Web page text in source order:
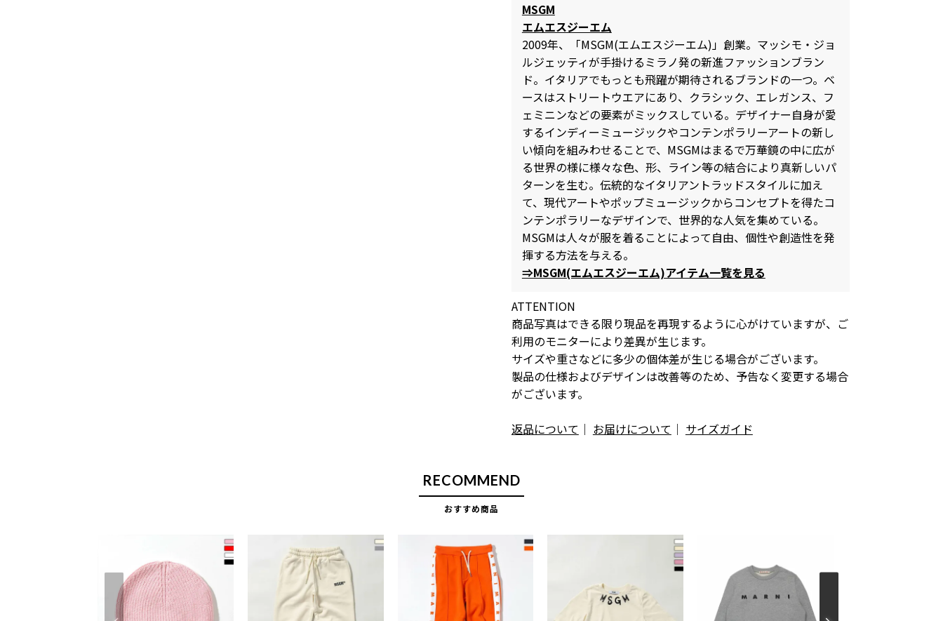
MSGM
エムエスジーエム
2009年、「MSGM(エムエスジーエム)」創業。マッシモ・ジョ
ルジェッティが手掛けるミラノ発の新進ファッションブラン
ド。イタリアでもっとも飛躍が期待されるブランドの一つ。ベ
ースはストリートウエアにあり、クラシック、エレガンス、フ
ェミニンなどの要素がミックスしている。デザイナー自身が愛
するインディーミュージックやコンテンポラリーアートの新し
い傾向を組みわせることで、MSGMはまるで万華鏡の中に広が
る世界の様に様々な色、形、ライン等の結合により真新しいパ
ターンを生む。伝統的なイタリアントラッドスタイルに加え
て、現代アートやポップミュージックからコンセプトを得たコ
ンテンポラリーなデザインで、世界的な人気を集めている。
MSGMは人々が服を着ることによって自由、個性や創造性を発
揮する方法を与える。
⇒MSGM(エムエスジーエム)アイテム一覧を見る
ATTENTION
商品写真はできる限り現品を再現するように心がけていますが、ご
利用のモニターにより差異が生じます。
サイズや重さなどに多少の個体差が生じる場合がございます。
製品の仕様およびデザインは改善等のため、予告なく変更する場合
がございます。
返品について ｜ お届けについて ｜ サイズガイド
RECOMMEND
おすすめ商品